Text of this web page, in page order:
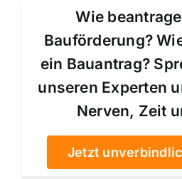
Wie
Bauförderung?
ein Bauantrag?
unseren Experten
Nerven, Zeit
Jetzt